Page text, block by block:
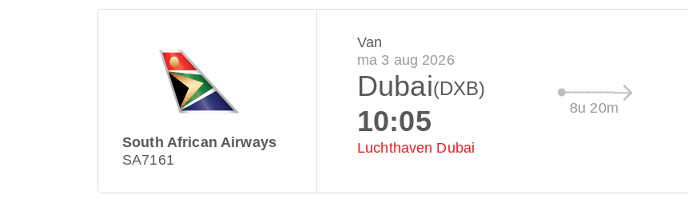
South African Airways
SA7161
Van
ma 3 aug 2026
Dubai(DXB)
10:05
Luchthaven Dubai
8u 20m